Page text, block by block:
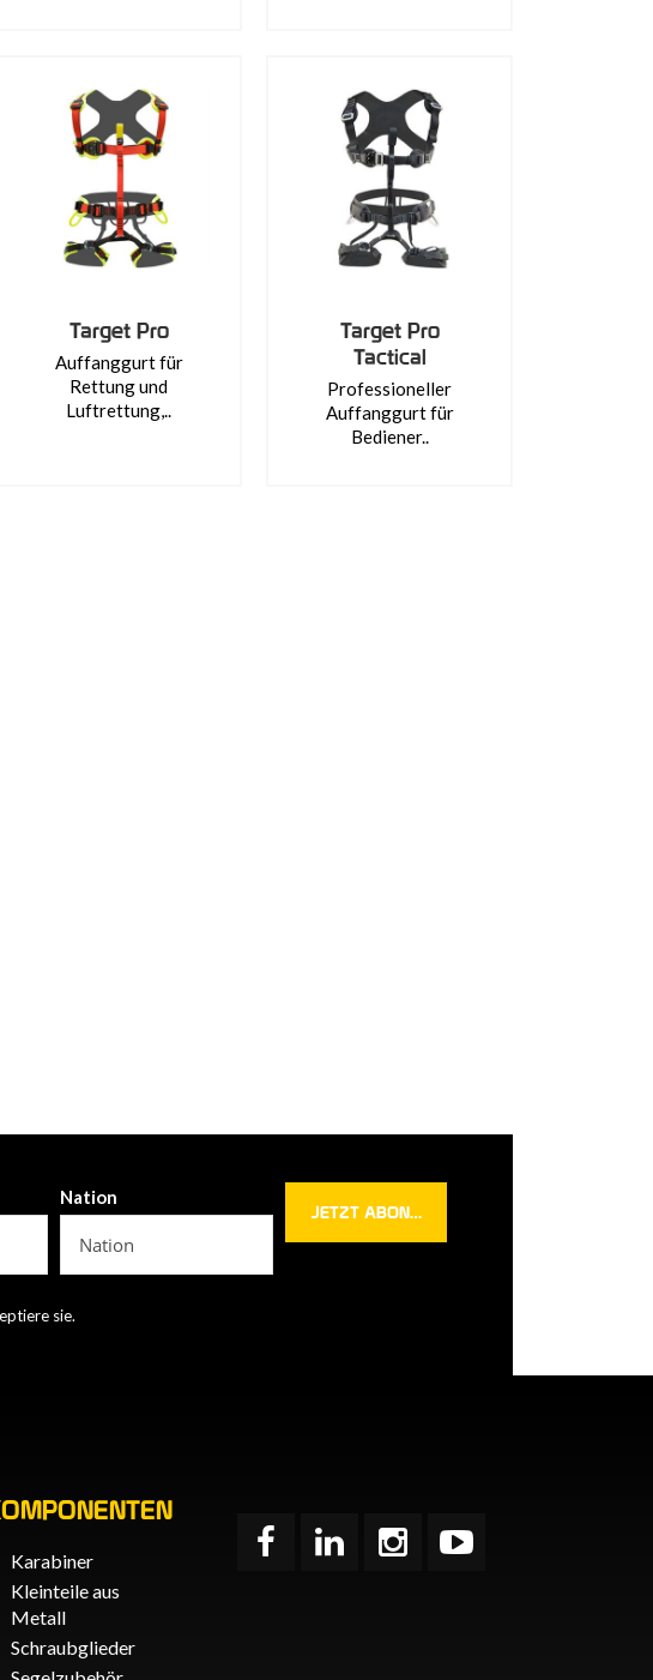
Target Pro
Auffanggurt für
Rettung und
Luftrettung,..
Target Pro
Tactical
Professioneller
Auffanggurt für
Bediener..
Nation
sie.
Karabiner
Kleinteile aus
Metall
Schraubglieder